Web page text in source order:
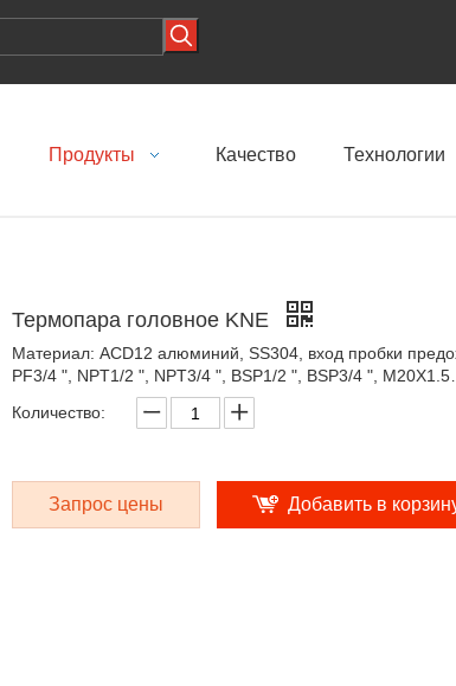
Продукты Качество Технологии
Термопара головное KNE
Материал: ACD12 алюминий, SS304, вход пробки
PF3/4 ", NPT1/2 ", NPT3/4 ", BSP1/2 ", BSP3/4 ", M20X1.5…
Количество:
Запрос цены Добавить в